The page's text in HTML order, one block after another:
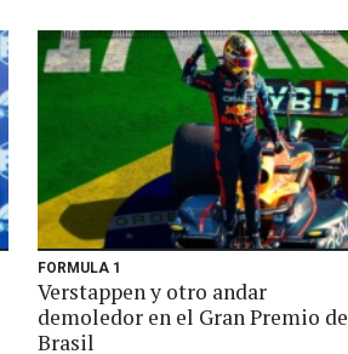
FORMULA 1
Verstappen y otro andar
demoledor en el Gran Premio de
Brasil